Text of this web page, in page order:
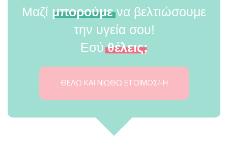
Μαζί μπορούμενα βελτιώσουμε
την υγεία σου!
Εσύθέλεις;
ΘΕΛΩ ΚΑΙ ΝΙΩΘΩ ΕΤΟΙΜΟΣ/-Η